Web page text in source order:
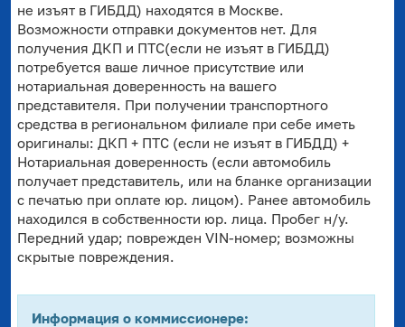
не изъят в ГИБДД) находятся в Москве.
Возможности отправки документов нет. Для
получения ДКП и ПТС(если не изъят в ГИБДД)
потребуется ваше личное присутствие или
нотариальная доверенность на вашего
представителя. При получении транспортного
средства в региональном филиале при себе иметь
оригиналы: ДКП + ПТС (если не изъят в ГИБДД) +
Нотариальная доверенность (если автомобиль
получает представитель, или на бланке организации
с печатью при оплате юр. лицом). Ранее автомобиль
находился в собственности юр. лица. Пробег н/у.
Передний удар; поврежден VIN-номер; возможны
скрытые повреждения.
Информация о коммиссионере: